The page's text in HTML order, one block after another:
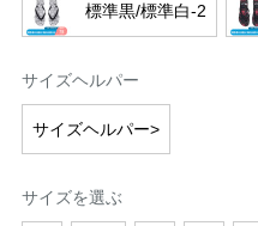
標準黒/標準白-2
サイズヘルパー
サイズヘルパー>
サイズを選ぶ